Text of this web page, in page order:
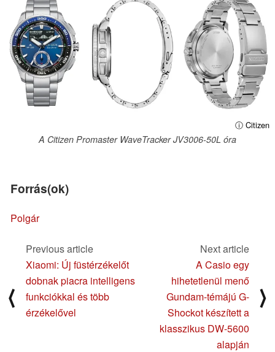
ⓘ Citizen
A Citizen Promaster WaveTracker JV3006-50L óra
Forrás(ok)
Polgár
⟨
Previous article
Xiaomi: Új füstérzékelőt
dobnak piacra intelligens
funkciókkal és több
érzékelővel
Next article
A Casio egy
hihetetlenül menő
Gundam-témájú G-
Shockot készített a
klasszikus DW-5600
alapján
⟩